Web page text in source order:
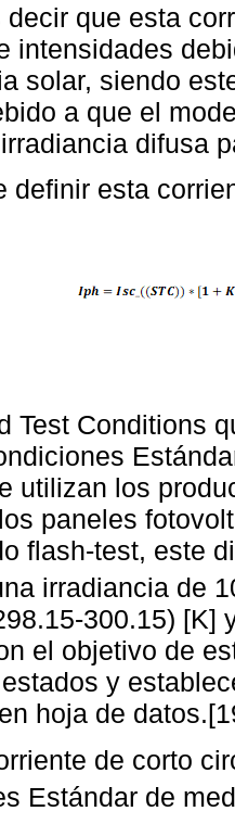
decir que esta
intensidades
solar, siendo
a que el
difusa
definir esta
Test Conditions
utilizan los
paneles
flash-test, este
irradiancia de
300.15) [K]
el objetivo de
y
hoja de
de corto
Estándar de